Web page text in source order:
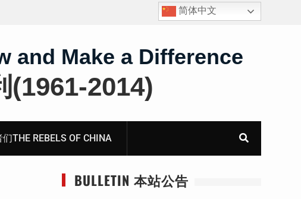
获刑8年的安徽省合肥市法轮功学员、软件工程师唐志
简体中文
and Make a Difference
(1961-2014)
THE REBELS OF CHINA
BULLETIN 本站公告